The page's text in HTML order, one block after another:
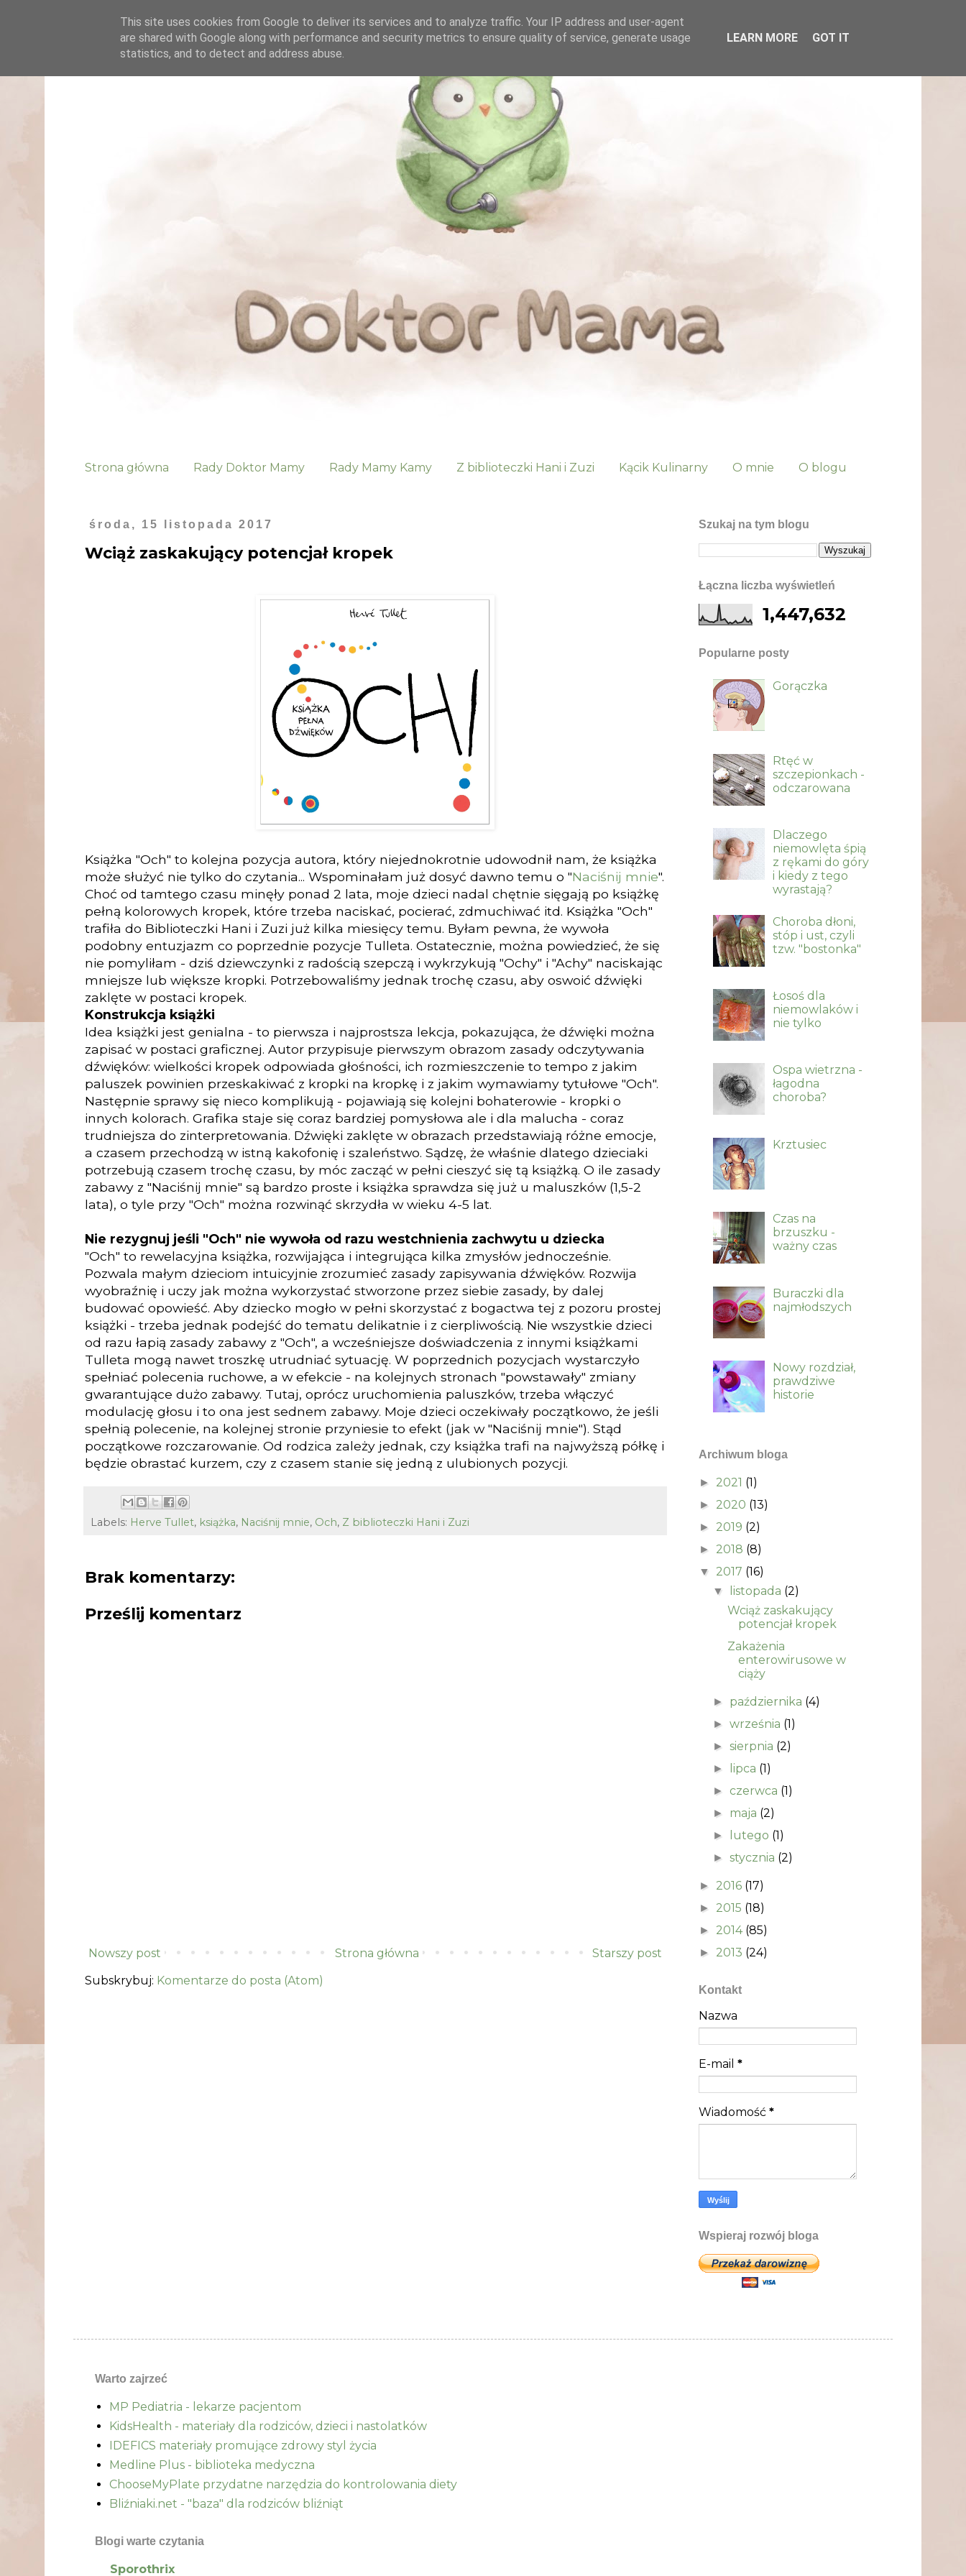
Strona główna Rady Doktor Mamy Rady Mamy Kamy Z biblioteczki Hani i Zuzi Kącik Kulinarny O mnie O blogu
środa, 15 listopada 2017
Wciąż zaskakujący potencjał kropek
Książka "Och" to kolejna pozycja autora, który niejednokrotnie udowodnił nam, że książka
może służyć nie tylko do czytania... Wspominałam już dosyć dawno temu o "Naciśnij mnie".
Choć od tamtego czasu minęły ponad 2 lata, moje dzieci nadal chętnie sięgają po książkę
pełną kolorowych kropek, które trzeba naciskać, pocierać, zdmuchiwać itd. Książka "Och"
trafiła do Biblioteczki Hani i Zuzi już kilka miesięcy temu. Byłam pewna, że wywoła
podobny entuzjazm co poprzednie pozycje Tulleta. Ostatecznie, można powiedzieć, że się
nie pomyliłam - dziś dziewczynki z radością szepczą i wykrzykują "Ochy" i "Achy" naciskając
mniejsze lub większe kropki. Potrzebowaliśmy jednak trochę czasu, aby oswoić dźwięki
zaklęte w postaci kropek.
Konstrukcja książki
Idea książki jest genialna - to pierwsza i najprostsza lekcja, pokazująca, że dźwięki można
zapisać w postaci graficznej. Autor przypisuje pierwszym obrazom zasady odczytywania
dźwięków: wielkości kropek odpowiada głośności, ich rozmieszczenie to tempo z jakim
paluszek powinien przeskakiwać z kropki na kropkę i z jakim wymawiamy tytułowe "Och".
Następnie sprawy się nieco komplikują - pojawiają się kolejni bohaterowie - kropki o
innych kolorach. Grafika staje się coraz bardziej pomysłowa ale i dla malucha - coraz
trudniejsza do zinterpretowania. Dźwięki zaklęte w obrazach przedstawiają różne emocje,
a czasem przechodzą w istną kakofonię i szaleństwo. Sądzę, że właśnie dlatego dzieciaki
potrzebują czasem trochę czasu, by móc zacząć w pełni cieszyć się tą książką. O ile zasady
zabawy z "Naciśnij mnie" są bardzo proste i książka sprawdza się już u maluszków (1,5-2
lata), o tyle przy "Och" można rozwinąć skrzydła w wieku 4-5 lat.
Nie rezygnuj jeśli "Och" nie wywoła od razu westchnienia zachwytu u dziecka
"Och" to rewelacyjna książka, rozwijająca i integrująca kilka zmysłów jednocześnie.
Pozwala małym dzieciom intuicyjnie zrozumieć zasady zapisywania dźwięków. Rozwija
wyobraźnię i uczy jak można wykorzystać stworzone przez siebie zasady, by dalej
budować opowieść. Aby dziecko mogło w pełni skorzystać z bogactwa tej z pozoru prostej
książki - trzeba jednak podejść do tematu delikatnie i z cierpliwością. Nie wszystkie dzieci
od razu łapią zasady zabawy z "Och", a wcześniejsze doświadczenia z innymi książkami
Tulleta mogą nawet troszkę utrudniać sytuację. W poprzednich pozycjach wystarczyło
spełniać polecenia ruchowe, a w efekcie - na kolejnych stronach "powstawały" zmiany
gwarantujące dużo zabawy. Tutaj, oprócz uruchomienia paluszków, trzeba włączyć
modulację głosu i to ona jest sednem zabawy. Moje dzieci oczekiwały początkowo, że jeśli
spełnią polecenie, na kolejnej stronie przyniesie to efekt (jak w "Naciśnij mnie"). Stąd
początkowe rozczarowanie. Od rodzica zależy jednak, czy książka trafi na najwyższą półkę i
będzie obrastać kurzem, czy z czasem stanie się jedną z ulubionych pozycji.
Labels: Herve Tullet, książka, Naciśnij mnie, Och, Z biblioteczki Hani i Zuzi
Brak komentarzy:
Prześlij komentarz
Nowszy post Starszy post
Strona główna
Subskrybuj: Komentarze do posta (Atom)
Szukaj na tym blogu
Łączna liczba wyświetleń
1,447,632
Popularne posty
Gorączka
Rtęć w
szczepionkach -
odczarowana
Dlaczego
niemowlęta śpią
z rękami do góry
i kiedy z tego
wyrastają?
Choroba dłoni,
stóp i ust, czyli
tzw. "bostonka"
Łosoś dla
niemowlaków i
nie tylko
Ospa wietrzna -
łagodna
choroba?
Krztusiec
Czas na
brzuszku -
ważny czas
Buraczki dla
najmłodszych
Nowy rozdział,
prawdziwe
historie
Archiwum bloga
► 2021 (1)
► 2020 (13)
► 2019 (2)
► 2018 (8)
▼ 2017 (16)
▼ listopada (2)
Wciąż zaskakujący
potencjał kropek
Zakażenia
enterowirusowe w
ciąży
► października (4)
►września (1)
►sierpnia (2)
► lipca (1)
► czerwca (1)
► maja (2)
► lutego (1)
►stycznia (2)
► 2016 (17)
► 2015 (18)
► 2014 (85)
► 2013 (24)
Kontakt
Nazwa
E-mail *
Wiadomość *
Wspieraj rozwój bloga
Warto zajrzeć
MP Pediatria - lekarze pacjentom
KidsHealth - materiały dla rodziców, dzieci i nastolatków
IDEFICS materiały promujące zdrowy styl życia
Medline Plus - biblioteka medyczna
ChooseMyPlate przydatne narzędzia do kontrolowania diety
Bliźniaki.net - "baza" dla rodziców bliźniąt
Blogi warte czytania
Sporothrix
This site uses cookies from Google to deliver its services and to analyze traffic. Your IP address and user-agent
are shared with Google along with performance and security metrics to ensure quality of service, generate usage
statistics, and to detect and address abuse.
LEARN MORE GOT IT